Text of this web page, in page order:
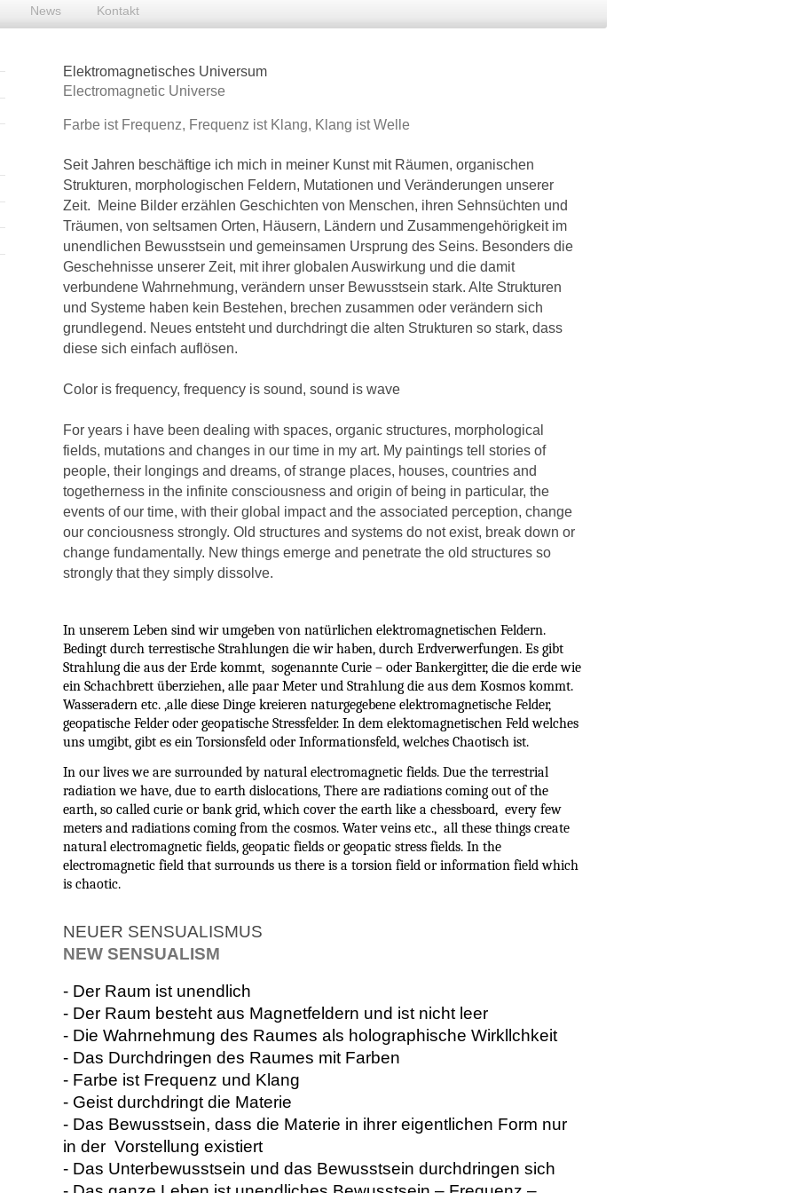
News Kontakt
Elektromagnetisches Universum
Electromagnetic Universe
Farbe ist Frequenz, Frequenz ist Klang, Klang ist Welle
Seit Jahren beschäftige ich mich in meiner Kunst mit Räumen, organischen
Strukturen, morphologischen Feldern, Mutationen und Veränderungen unserer
Zeit. Meine Bilder erzählen Geschichten von Menschen, ihren Sehnsüchten und
Träumen, von seltsamen Orten, Häusern, Ländern und Zusammengehörigkeit im
unendlichen Bewusstsein und gemeinsamen Ursprung des Seins. Besonders die
Geschehnisse unserer Zeit, mit ihrer globalen Auswirkung und die damit
verbundene Wahrnehmung, verändern unser Bewusstsein stark. Alte Strukturen
und Systeme haben kein Bestehen, brechen zusammen oder verändern sich
grundlegend. Neues entsteht und durchdringt die alten Strukturen so stark, dass
diese sich einfach auflösen.
Color is frequency, frequency is sound, sound is wave
For years i have been dealing with spaces, organic structures, morphological
fields, mutations and changes in our time in my art. My paintings tell stories of
people, their longings and dreams, of strange places, houses, countries and
togetherness in the infinite consciousness and origin of being in particular, the
events of our time, with their global impact and the associated perception, change
our conciousness strongly. Old structures and systems do not exist, break down or
change fundamentally. New things emerge and penetrate the old structures so
strongly that they simply dissolve.
In unserem Leben sind wir umgeben von natürlichen elektromagnetischen Feldern.
Bedingt durch terrestische Strahlungen die wir haben, durch Erdverwerfungen. Es gibt
Strahlung die aus der Erde kommt, sogenannte Curie – oder Bankergitter, die die erde wie
ein Schachbrett überziehen, alle paar Meter und Strahlung die aus dem Kosmos kommt.
Wasseradern etc. ,alle diese Dinge kreieren naturgegebene elektromagnetische Felder,
geopatische Felder oder geopatische Stressfelder. In dem elektomagnetischen Feld welches
uns umgibt, gibt es ein Torsionsfeld oder Informationsfeld, welches Chaotisch ist.
In our lives we are surrounded by natural electromagnetic fields. Due the terrestrial
radiation we have, due to earth dislocations, There are radiations coming out of the
earth, so called curie or bank grid, which cover the earth like a chessboard, every few
meters and radiations coming from the cosmos. Water veins etc., all these things create
natural electromagnetic fields, geopatic fields or geopatic stress fields. In the
electromagnetic field that surrounds us there is a torsion field or information field which
is chaotic.
NEUER SENSUALISMUS
NEW SENSUALISM
- Der Raum ist unendlich
- Der Raum besteht aus Magnetfeldern und ist nicht leer
- Die Wahrnehmung des Raumes als holographische Wirkllchkeit
- Das Durchdringen des Raumes mit Farben
- Farbe ist Frequenz und Klang
- Geist durchdringt die Materie
- Das Bewusstsein, dass die Materie in ihrer eigentlichen Form nur
in der Vorstellung existiert
- Das Unterbewusstsein und das Bewusstsein durchdringen sich